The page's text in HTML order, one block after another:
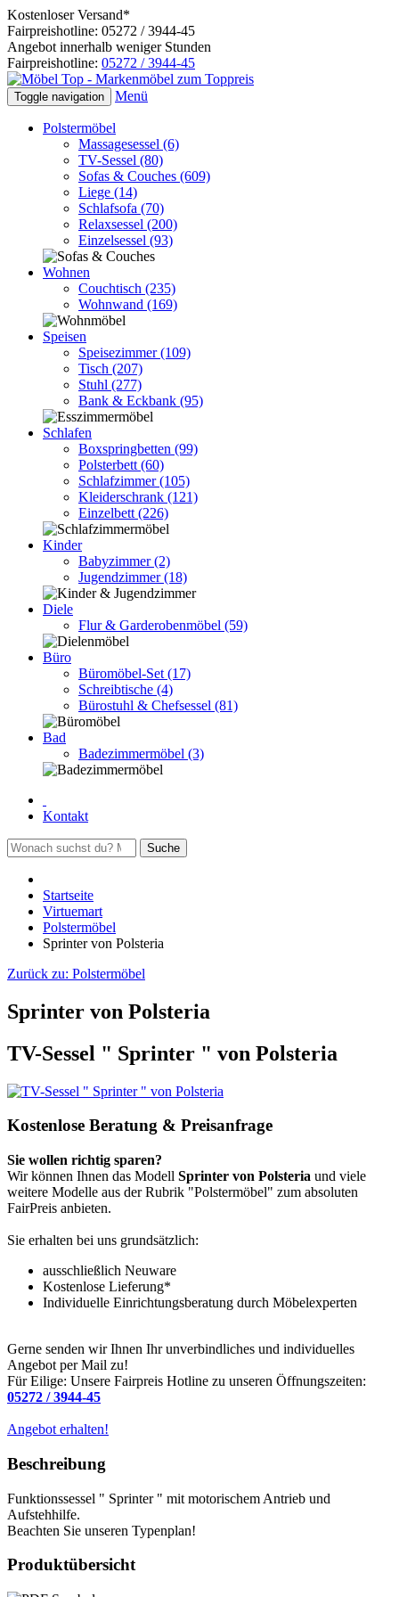
Kostenloser Versand*
Fairpreishotline: 05272 / 3944-45
Angebot innerhalb weniger Stunden
Fairpreishotline: 05272 / 3944-45
Toggle navigation Menü
Polstermöbel
Massagesessel (6)
TV-Sessel (80)
Sofas & Couches (609)
Liege (14)
Schlafsofa (70)
Relaxsessel (200)
Einzelsessel (93)
Wohnen
Couchtisch (235)
Wohnwand (169)
Speisen
Speisezimmer(109)
Tisch (207)
Stuhl (277)
Bank & Eckbank (95)
Schlafen
Boxspringbetten (99)
Polsterbett (60)
Schlafzimmer(105)
Kleiderschrank (121)
Einzelbett (226)
Kinder
Babyzimmer(2)
Jugendzimmer(18)
Diele
Flur & Garderobenmöbel (59)
Büro
Büromöbel-Set (17)
Schreibtische (4)
Bürostuhl & Chefsessel (81)
Bad
Badezimmermöbel (3)
Kontakt
Suche
Startseite
Virtuemart
Polstermöbel
Sprinter von Polsteria
Zurück zu: Polstermöbel
Sprinter von Polsteria
TV-Sessel " Sprinter " von Polsteria
Kostenlose Beratung & Preisanfrage
Sie wollen richtig sparen?
Wir können Ihnen das Modell Sprinter von Polsteria und viele
weitere Modelle aus der Rubrik "Polstermöbel" zum absoluten
FairPreis anbieten.
Sie erhalten bei uns grundsätzlich:
ausschließlich Neuware
Kostenlose Lieferung*
Individuelle Einrichtungsberatung durch Möbelexperten
Gerne senden wir Ihnen Ihr unverbindliches und individuelles
Angebot per Mail zu!
Für Eilige: Unsere Fairpreis Hotline zu unseren Öffnungszeiten:
05272 / 3944-45
Angebot erhalten!
Beschreibung
Funktionssessel " Sprinter " mit motorischem Antrieb und
Aufstehhilfe.
Beachten Sie unseren Typenplan!
Produktübersicht